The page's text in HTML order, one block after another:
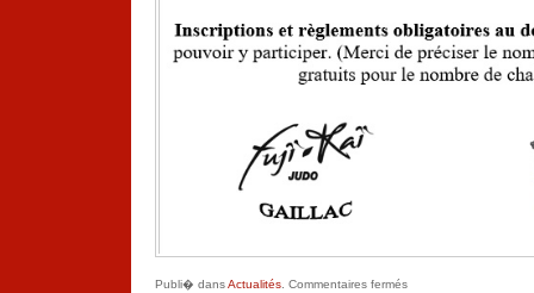
Publi� dansActualités Commentaires ferméssur